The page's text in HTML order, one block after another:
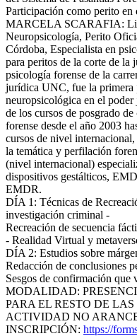
Participación como perito en
MARCELA SCARAFIA:
Neuropsicología, Perito
Córdoba, Especialista en
para peritos de la corte de la
psicología forense de la
jurídica UNC, fue la primera
neuropsicológica en el
de los cursos de posgrado
forense desde el año 2003
cursos de nivel
la temática y perfilación
(nivel internacional)
dispositivos gestálticos,
EMDR.
DÍA 1: Técnicas de
investigación criminal -
Recreación de secuencia
- Realidad Virtual y
DÍA 2: Estudios sobre
Redacción de conclusiones
Sesgos de confirmación
MODALIDAD:
PARA EL RESTO DE
ACTIVIDAD NO
INSCRIPCIÓN: https://